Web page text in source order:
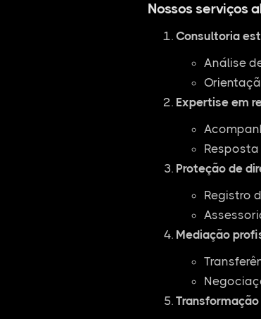
Nossos serviços
Consultoria
Análise
Expertise em
Proteção de
Registro
Mediação